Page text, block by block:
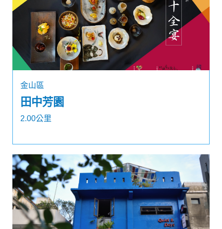
金山區
田中芳園
2.00公里